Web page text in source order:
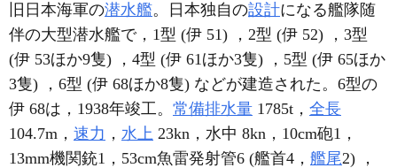
旧日本海軍の潜水艦。日本独自の設計になる艦隊随
伴の大型潜水艦で，1型 (伊 51) ，2型 (伊 52) ，3型
(伊 53ほか9隻) ，4型 (伊 61ほか3隻) ，5型 (伊 65ほか
3隻) ，6型 (伊 68ほか8隻) などが建造された。6型の
伊 68は，1938年竣工。 常備排水量 1785t， 全長
104.7m， 速力 ， 水上 23kn，水中 8kn，10cm砲1，
13mm機関銃1，53cm魚雷発射管6 (艦首4， 艦尾2) ，